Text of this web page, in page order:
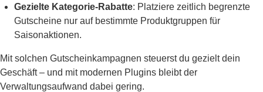
Gezielte Kategorie-Rabatte: Platziere zeitlich begrenzte
Gutscheine nur auf bestimmte Produktgruppen für
Saisonaktionen.
Mit solchen Gutscheinkampagnen steuerst du gezielt dein
Geschäft – und mit modernen Plugins bleibt der
Verwaltungsaufwand dabei gering.